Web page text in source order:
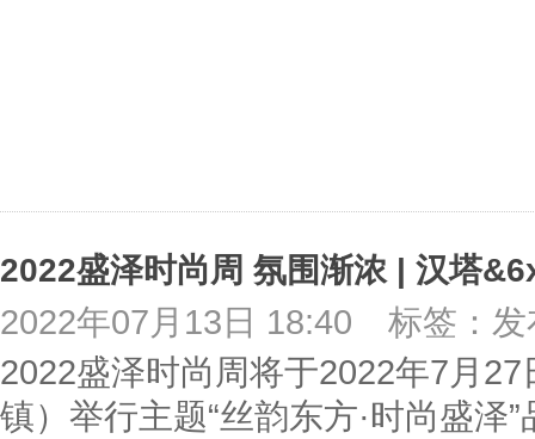
2022年07月13日 18:40
标签：
2022盛泽时尚周将于2022年7月
镇）举行主题“丝韵东方·时尚盛泽